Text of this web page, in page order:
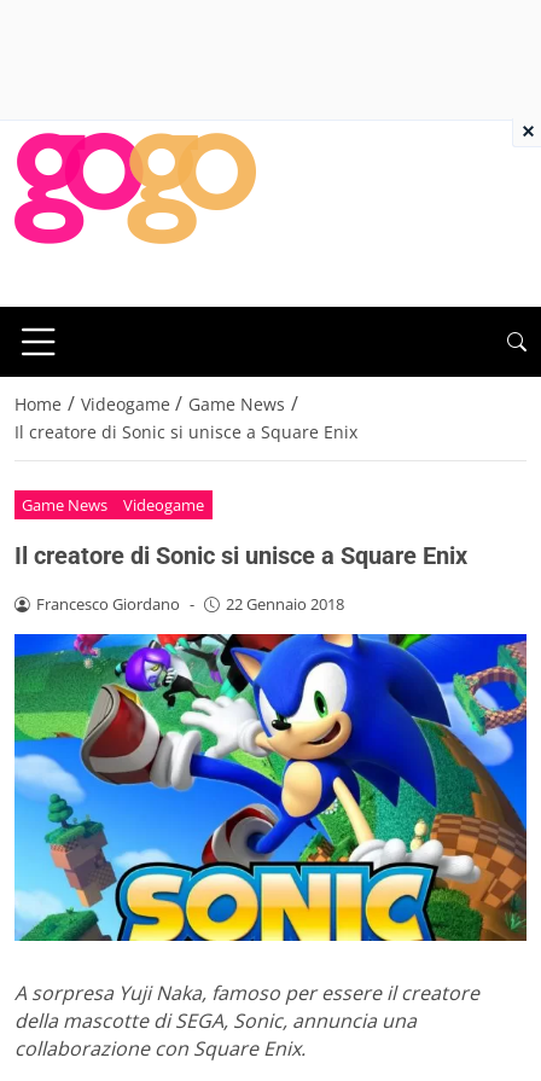
Home / Videogame / Game News /
Il creatore di Sonic si unisce a Square Enix
Game News Videogame
Il creatore di Sonic si unisce a Square Enix
Francesco Giordano - 22 Gennaio 2018
A sorpresa Yuji Naka, famoso per essere il creatore
della mascotte di SEGA, Sonic, annuncia una
collaborazione con Square Enix.
×